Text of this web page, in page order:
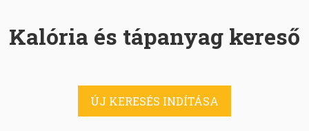
Kalória és tápanyag kereső
ÚJ KERESÉS INDÍTÁSA